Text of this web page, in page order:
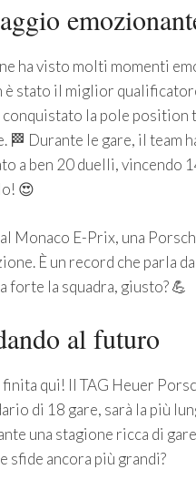
ha visto molti momenti
stato il miglior
conquistato la pole position
🏁 Durante le gare, il team
a ben 20 duelli, vincendo
😍
Monaco E-Prix, una
È un record che parla
forte la squadra, giusto? 💪
al futuro
finita qui! Il TAG Heuer
di 18 gare, sarà la più
una stagione ricca di
sfide ancora più grandi?